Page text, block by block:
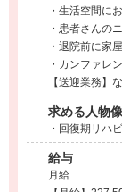
・生活空間に
・患者さんの
・退院前に家
・カンファレ
【送迎業務】
求める人物
・回復期リハ
給与
月給